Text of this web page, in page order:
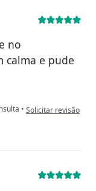
no
calma e pude
• na opinião do
Solicitar revisão